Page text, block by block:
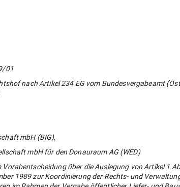
01
nach Artikel 234 EG vom Bundesvergabeamt
mbH (BIG),
mbH für den Donauraum AG (WED)
Vorabentscheidung über die Auslegung von Artikel 1
1989 zur Koordinierung der Rechts- und